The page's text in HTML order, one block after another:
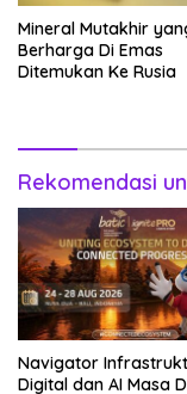
Mineral Mutakhir
Berharga Di Emas
Ditemukan Ke Rusia
Rekomendasi
Navigator
Digital dan AI Masa